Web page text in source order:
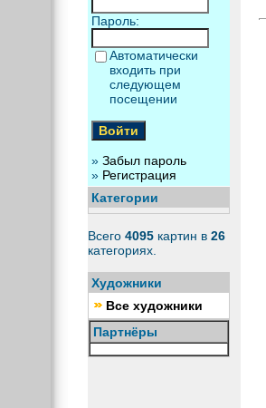
Пароль:
Автоматически
входить при
следующем
посещении
» Забыл пароль
» Регистрация
Категории
Всего 4095картин в 26
категориях.
Художники
Все художники
Партнёры